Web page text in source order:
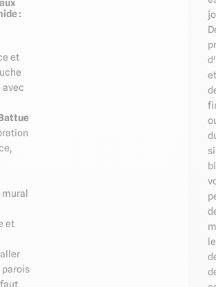
:
et
avec
et
parois
et